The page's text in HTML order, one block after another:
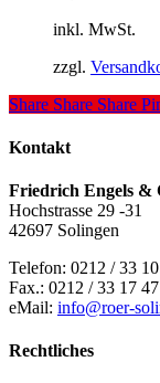
inkl. MwSt.
zzgl.
Share Share Share
Kontakt
Friedrich Engels &
Hochstrasse 29 -31
42697 Solingen
Telefon: 0212 / 33 10
Fax.: 0212 / 33 17 47
eMail: info@roer-
Rechtliches